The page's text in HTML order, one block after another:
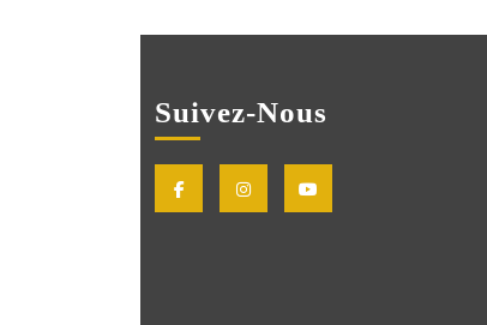
Suivez-Nous
Facebook Instagram